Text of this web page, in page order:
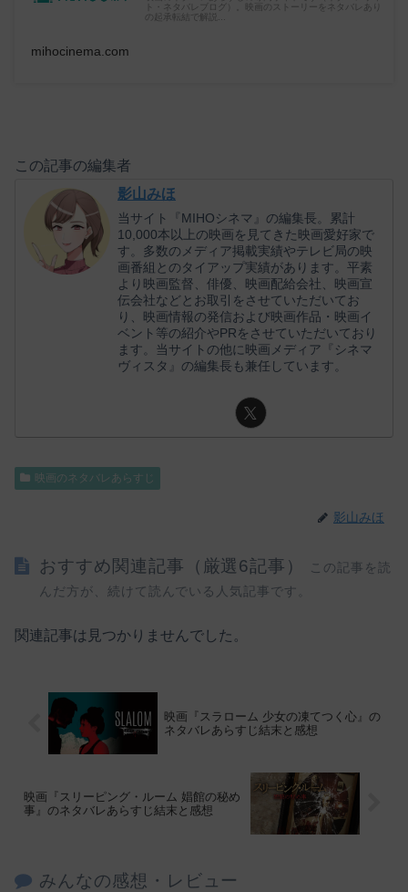
ト・ネタバレブログ）。映画のストーリーをネタバレあり
の起承転結で解説...
mihocinema.com
この記事の編集者
影山みほ
当サイト『MIHOシネマ』の編集長。累計
10,000本以上の映画を見てきた映画愛好家で
す。多数のメディア掲載実績やテレビ局の映
画番組とのタイアップ実績があります。平素
より映画監督、俳優、映画配給会社、映画宣
伝会社などとお取引をさせていただいてお
り、映画情報の発信および映画作品・映画イ
ベント等の紹介やPRをさせていただいており
ます。当サイトの他に映画メディア『シネマ
ヴィスタ』の編集長も兼任しています。
映画のネタバレあらすじ
影山みほ
おすすめ関連記事（厳選6記事）
この記事を読
んだ方が、続けて読んでいる人気記事です。
関連記事は見つかりませんでした。
映画『スラローム 少女の凍てつく心』の
ネタバレあらすじ結末と感想
映画『スリーピング・ルーム 娼館の秘め
事』のネタバレあらすじ結末と感想
みんなの感想・レビュー